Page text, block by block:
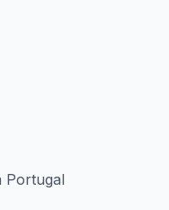
Portugal